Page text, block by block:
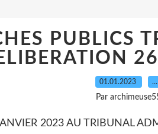
PUBLICS
01.01.2023 …
Par
2023 AU TRIBUNAL